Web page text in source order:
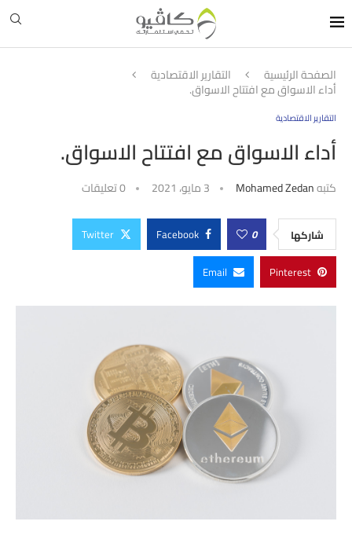
الصفحة الرئيسية التقارير الاقتصادية
أداء الاسواق مع افتتاح الاسواق.
التقارير الاقتصادية
أداء الاسواق مع افتتاح الاسواق.
كتبهMohamed Zedan 3 مايو، 2021 0 تعليقات
شاركها 0
Facebook
Twitter
Pinterest
Email